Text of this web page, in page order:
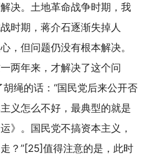
决。土地革命战争时期，我
时期，蒋介石逐渐失掉人
，但问题仍没有根本解决。
两年来，才解决了这个问
绳的话：“国民党后来公开否
义怎么不好，最典型的就是
》。国民党不搞资本主义，
？”[25]值得注意的是，此时